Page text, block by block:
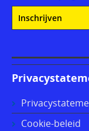
Cookie-beleid